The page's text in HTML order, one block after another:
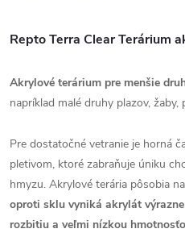
Repto Terra Clear Terárium
Akrylové terárium pre menšie
napríklad malé druhy plazov,
Pre dostatočné vetranie je horná
pletivom, ktoré zabraňuje úniku
hmyzu. Akrylové terária pôsobia
oproti sklu vyniká akrylát
rozbitiu a veľmi nízkou